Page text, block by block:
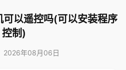
以遥控吗(可以安装程序
控制)
2026年08月06日